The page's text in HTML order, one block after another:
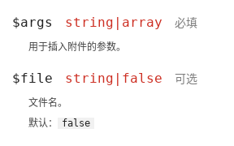
$args string array 必填
用于插入附件的参数。
$file string false 可选
文件名。
默认：
false